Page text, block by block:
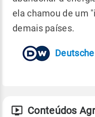
ela chamou de um
demais países.
Conteúdos